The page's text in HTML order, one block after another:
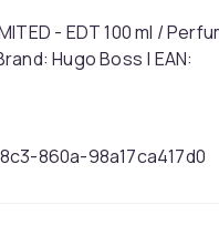
- EDT 100 ml /
Hugo Boss | EAN:
860a-98a17ca417d0